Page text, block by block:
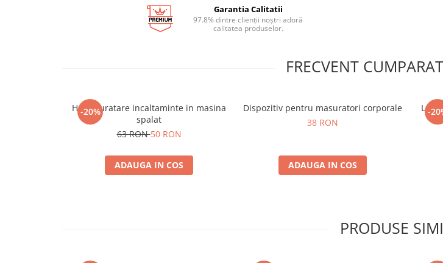
Garantia Calitatii
97.8% dintre clienții noștri adoră
calitatea produselor.
FRECVENT
-20%
Husa curatare incaltaminte in masina
spalat
63 RON50 RON
ADAUGA IN COS
Dispozitiv pentru masuratori corporale
38 RON
ADAUGA IN COS
-
PRODUSE